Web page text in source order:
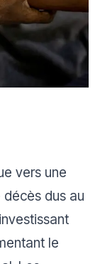
vers une
dus au
le